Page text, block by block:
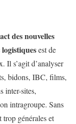
des nouvelles
est de
Il s’agit d’analyser
bidons, IBC, films,
inter-sites,
intragroupe. Sans
trop générales et